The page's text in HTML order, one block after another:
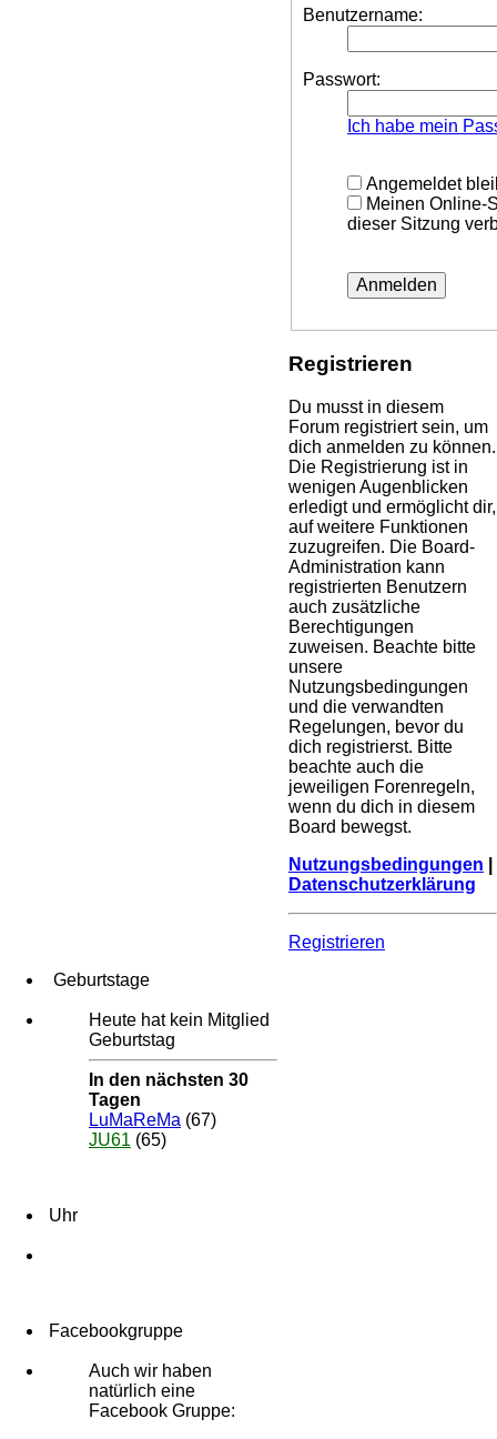
Benutzername:
Passwort:
Ich habe mein
Angemeldet
Meinen Online-
dieser Sitzung
Registrieren
Du musst in diesem
Forum registriert sein, um
dich anmelden zu können.
Die Registrierung ist in
wenigen Augenblicken
erledigt und ermöglicht dir,
auf weitere Funktionen
zuzugreifen. Die Board-
Administration kann
registrierten Benutzern
auch zusätzliche
Berechtigungen
zuweisen. Beachte bitte
unsere
Nutzungsbedingungen
und die verwandten
Regelungen, bevor du
dich registrierst. Bitte
beachte auch die
jeweiligen Forenregeln,
wenn du dich in diesem
Board bewegst.
Nutzungsbedingungen
Datenschutzerklärung
Registrieren
Geburtstage
Heute hat kein Mitglied
Geburtstag
In den nächsten 30
Tagen
LuMaReMa (67)
JU61 (65)
Uhr
Facebookgruppe
Auch wir haben
natürlich eine
Facebook Gruppe: